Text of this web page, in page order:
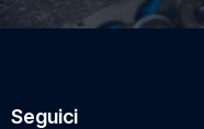
Seguici